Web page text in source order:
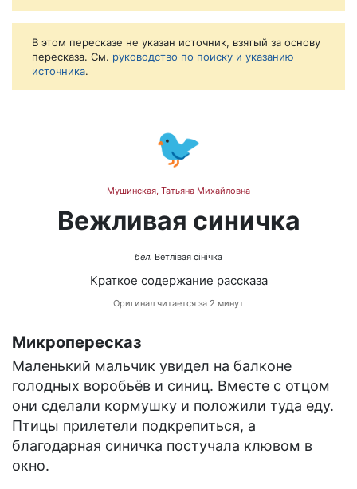
В этом пересказе не указан источник, взятый за основу
пересказа. См. руководство по поиску и указанию
источника.
🐦
Мушинская, Татьяна Михайловна
Вежливая синичка
бел. Ветлівая сінічка
Краткое содержание рассказа
Оригинал читается за 2 минут
Микропересказ
Маленький мальчик увидел на балконе
голодных воробьёв и синиц. Вместе с отцом
они сделали кормушку и положили туда еду.
Птицы прилетели подкрепиться, а
благодарная синичка постучала клювом в
окно.